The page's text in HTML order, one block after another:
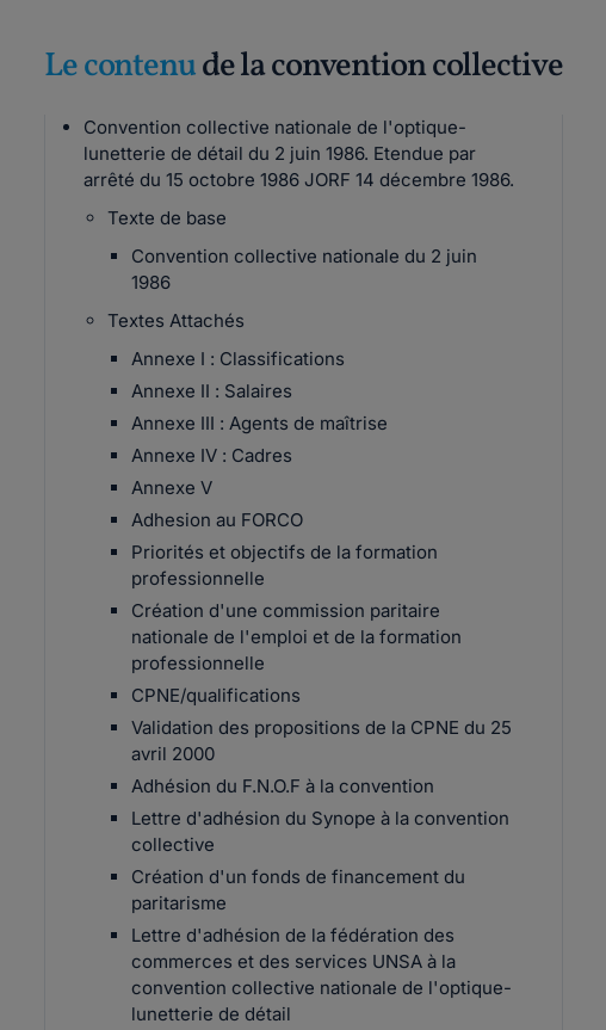
Le contenude la convention collective
Convention collective nationale de l'optique-
lunetterie de détail du 2 juin 1986. Etendue par
arrêté du 15 octobre 1986 JORF 14 décembre 1986.
Texte de base
Convention collective nationale du 2 juin
1986
Textes Attachés
Annexe I : Classifications
Annexe II : Salaires
Annexe III : Agents de maîtrise
Annexe IV : Cadres
Annexe V
Adhesion au FORCO
Priorités et objectifs de la formation
professionnelle
Création d'une commission paritaire
nationale de l'emploi et de la formation
professionnelle
CPNE/qualifications
Validation des propositions de la CPNE du 25
avril 2000
Adhésion du F.N.O.F à la convention
Lettre d'adhésion du Synope à la convention
collective
Création d'un fonds de financement du
paritarisme
Lettre d'adhésion de la fédération des
commerces et des services UNSA à la
convention collective nationale de l'optique-
lunetterie de détail